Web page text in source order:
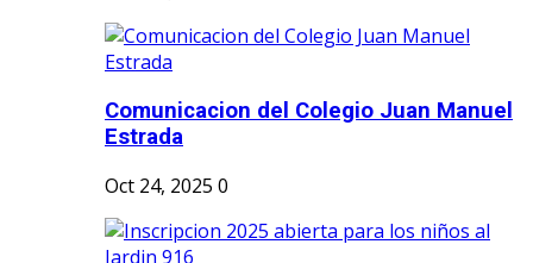
Comunicacion del Colegio Juan Manuel
Estrada
Oct 24, 2025 0